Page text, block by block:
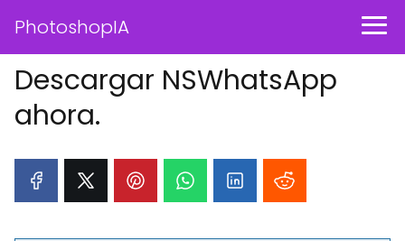
PhotoshopIA
Descargar NSWhatsApp
ahora.